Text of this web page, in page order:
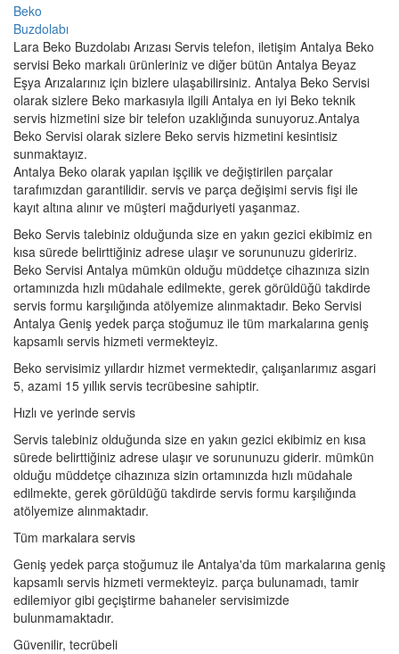
Beko
Buzdolabı
Lara Beko Buzdolabı Arızası Servis telefon, iletişim Antalya Beko
servisi Beko markalı ürünleriniz ve diğer bütün Antalya Beyaz
Eşya Arızalarınız için bizlere ulaşabilirsiniz. Antalya Beko Servisi
olarak sizlere Beko markasıyla ilgili Antalya en iyi Beko teknik
servis hizmetini size bir telefon uzaklığında sunuyoruz.Antalya
Beko Servisi olarak sizlere Beko servis hizmetini kesintisiz
sunmaktayız.
Antalya Beko olarak yapılan işçilik ve değiştirilen parçalar
tarafımızdan garantilidir. servis ve parça değişimi servis fişi ile
kayıt altına alınır ve müşteri mağduriyeti yaşanmaz.
Beko Servis talebiniz olduğunda size en yakın gezici ekibimiz en
kısa sürede belirttiğiniz adrese ulaşır ve sorununuzu gideririz.
Beko Servisi Antalya mümkün olduğu müddetçe cihazınıza sizin
ortamınızda hızlı müdahale edilmekte, gerek görüldüğü takdirde
servis formu karşılığında atölyemize alınmaktadır. Beko Servisi
Antalya Geniş yedek parça stoğumuz ile tüm markalarına geniş
kapsamlı servis hizmeti vermekteyiz.
Beko servisimiz yıllardır hizmet vermektedir, çalışanlarımız asgari
5, azami 15 yıllık servis tecrübesine sahiptir.
Hızlı ve yerinde servis
Servis talebiniz olduğunda size en yakın gezici ekibimiz en kısa
sürede belirttiğiniz adrese ulaşır ve sorununuzu giderir. mümkün
olduğu müddetçe cihazınıza sizin ortamınızda hızlı müdahale
edilmekte, gerek görüldüğü takdirde servis formu karşılığında
atölyemize alınmaktadır.
Tüm markalara servis
Geniş yedek parça stoğumuz ile Antalya'da tüm markalarına geniş
kapsamlı servis hizmeti vermekteyiz. parça bulunamadı, tamir
edilemiyor gibi geçiştirme bahaneler servisimizde
bulunmamaktadır.
Güvenilir, tecrübeli